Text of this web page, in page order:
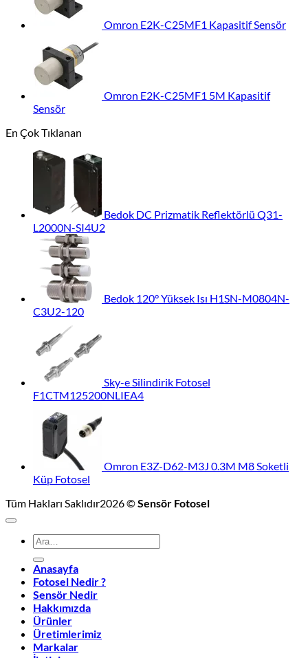
Omron E2K-C25MF1 Kapasitif Sensör
Omron E2K-C25MF1 5M Kapasitif
Sensör
En Çok Tıklanan
Bedok DC Prizmatik Reflektörlü Q31-
L2000N-SI4U2
Bedok 120° Yüksek Isı H1SN-M0804N-
C3U2-120
Sky-e Silindirik Fotosel
F1CTM125200NLIEA4
Omron E3Z-D62-M3J 0.3M M8 Soketli
Küp Fotosel
Tüm Hakları Saklıdır2026 ©Sensör Fotosel
Ara:
Anasayfa
Fotosel Nedir ?
Sensör Nedir
Hakkımızda
Ürünler
Üretimlerimiz
Markalar